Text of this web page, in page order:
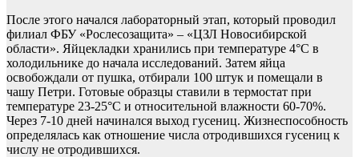
После этого начался лабораторный этап, который проводил
филиал ФБУ «Рослесозащита» – «ЦЗЛ Новосибирской
области». Яйцекладки хранились при температуре 4°С в
холодильнике до начала исследований. Затем яйца
освобождали от пушка, отбирали 100 штук и помещали в
чашу Петри. Готовые образцы ставили в термостат при
температуре 23-25°С и относительной влажности 60-70%.
Через 7-10 дней начинался выход гусениц. Жизнеспособность
определялась как отношение числа отродившихся гусениц к
числу не отродившихся.